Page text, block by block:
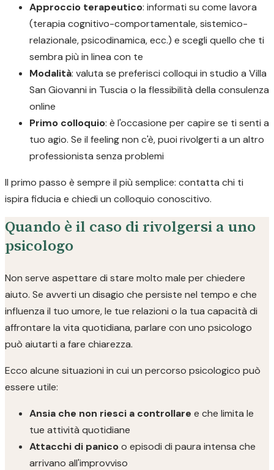
Approccio terapeutico: informati su come lavora
(terapia cognitivo-comportamentale, sistemico-
relazionale, psicodinamica, ecc.) e scegli quello che ti
sembra più in linea con te
Modalità: valuta se preferisci colloqui in studio a Villa
San Giovanni in Tuscia o la flessibilità della consulenza
online
Primo colloquio: è l'occasione per capire se ti senti a
tuo agio. Se il feeling non c'è, puoi rivolgerti a un altro
professionista senza problemi
Il primo passo è sempre il più semplice: contatta chi ti
ispira fiducia e chiedi un colloquio conoscitivo.
Quando è il caso di rivolgersi a uno
psicologo
Non serve aspettare di stare molto male per chiedere
aiuto. Se avverti un disagio che persiste nel tempo e che
influenza il tuo umore, le tue relazioni o la tua capacità di
affrontare la vita quotidiana, parlare con uno psicologo
può aiutarti a fare chiarezza.
Ecco alcune situazioni in cui un percorso psicologico può
essere utile:
Ansia che non riesci a controllare e che limita le
tue attività quotidiane
Attacchi di panicoo episodi di paura intensa che
arrivano all'improvviso